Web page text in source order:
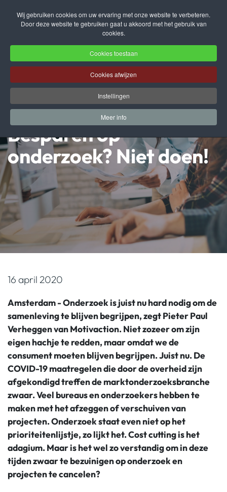
Wij gebruiken cookies om uw ervaring met onze website te verbeteren.
Door deze website te gebruiken gaat u akkoord met het gebruik van
cookies.
Cookies toestaan
Cookies afwijzen
Instellingen
Meer info
Terug naar hoofdinhoud
Besparen op
onderzoek? Niet doen!
16 april 2020
Amsterdam - Onderzoek is juist nu hard nodig om de
samenleving te blijven begrijpen, zegt Pieter Paul
Verheggen van Motivaction. Niet zozeer om zijn
eigen hachje te redden, maar omdat we de
consument moeten blijven begrijpen. Juist nu. De
COVID-19 maatregelen die door de overheid zijn
afgekondigd treffen de marktonderzoeksbranche
zwaar. Veel bureaus en onderzoekers hebben te
maken met het afzeggen of verschuiven van
projecten. Onderzoek staat even niet op het
prioriteitenlijstje, zo lijkt het. Cost cutting is het
adagium. Maar is het wel zo verstandig om in deze
tijden zwaar te bezuinigen op onderzoek en
projecten te cancelen?